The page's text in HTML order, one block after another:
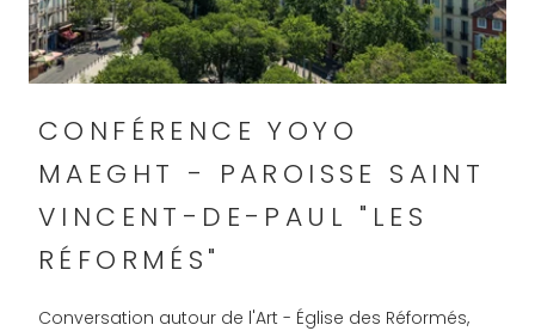
CONFÉRENCE YOYO
MAEGHT - PAROISSE SAINT
VINCENT-DE-PAUL "LES
RÉFORMÉS"
Conversation autour de l'Art - Église des Réformés,